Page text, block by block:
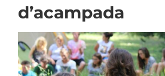
d’acampada
View
Larger
Image